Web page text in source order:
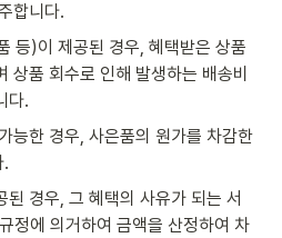
합니다.
등)이 제공된 경우, 혜택받은 상품
상품 회수로 인해 발생하는 배송비
다.
능한 경우, 사은품의 원가를 차감한
.
된 경우, 그 혜택의 사유가 되는 서
정에 의거하여 금액을 산정하여 차